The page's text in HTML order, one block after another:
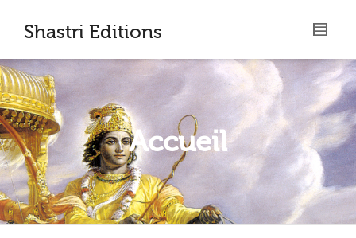
I'm looking for product
Show me thecolouritems.
Super Search
Shastri Editions
Accueil